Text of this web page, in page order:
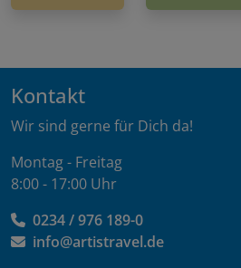
Kontakt
Wir sind gerne für Dich da!
Montag - Freitag
8:00 - 17:00 Uhr
0234 / 976 189-0
info@artistravel.de